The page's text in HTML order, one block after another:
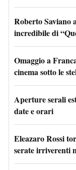
Roberto Saviano
incredibile di
Omaggio a
cinema sotto le
Aperture serali
date e orari
Eleazaro Rossi
serate irriverenti